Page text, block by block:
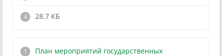
28.7 КБ
План мероприятий государственных